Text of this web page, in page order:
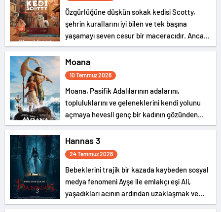
Özgürlüğüne düşkün sokak kedisi Scotty,
şehrin kurallarını iyi bilen ve tek başına
yaşamayı seven cesur bir maceracıdır. Ancak
rahat düzeni, ev kedisi Katie’nin beklenmedik
şekilde hayatına girmesiyle tamamen değişir.
Moana
10 Temmuz 2026
Moana, Pasifik Adalılarının adalarını,
topluluklarını ve geleneklerini kendi yolunu
açmaya hevesli genç bir kadının gözünden
anlatıyor.
Hannas 3
24 Temmuz 2026
Bebeklerini trajik bir kazada kaybeden sosyal
medya fenomeni Ayşe ile emlakçı eşi Ali,
yaşadıkları acının ardından uzaklaşmak ve
toparlanmak için gözlerden uzak bir köy